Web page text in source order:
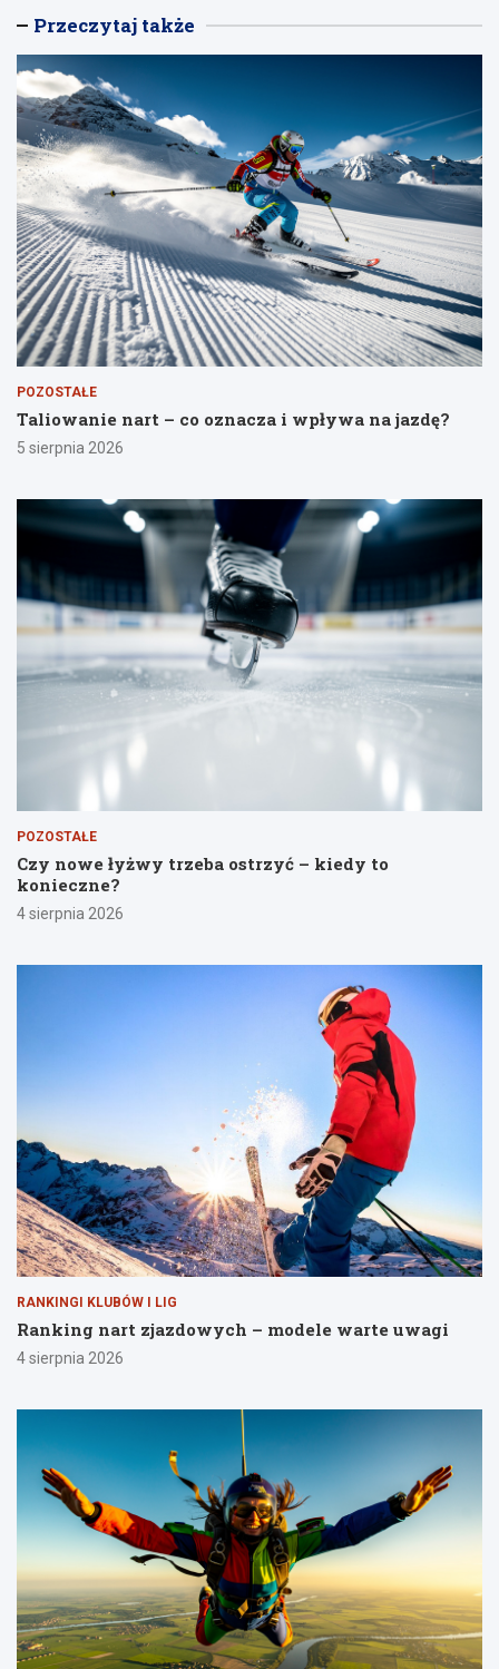
Przeczytaj także
POZOSTAŁE
Taliowanie nart – co oznacza i wpływa na jazdę?
5 sierpnia 2026
POZOSTAŁE
Czy nowe łyżwy trzeba ostrzyć – kiedy to
konieczne?
4 sierpnia 2026
RANKINGI KLUBÓW I LIG
Ranking nart zjazdowych – modele warte uwagi
4 sierpnia 2026